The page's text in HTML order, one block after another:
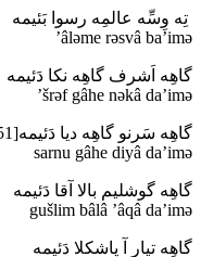
’âlәme rәsvâ ba’imә
’šrәf gâhe nәkâ da’imә
sarnu gâhe diyâ da’imә
gušlim bâlâ ’âqâ da’imә